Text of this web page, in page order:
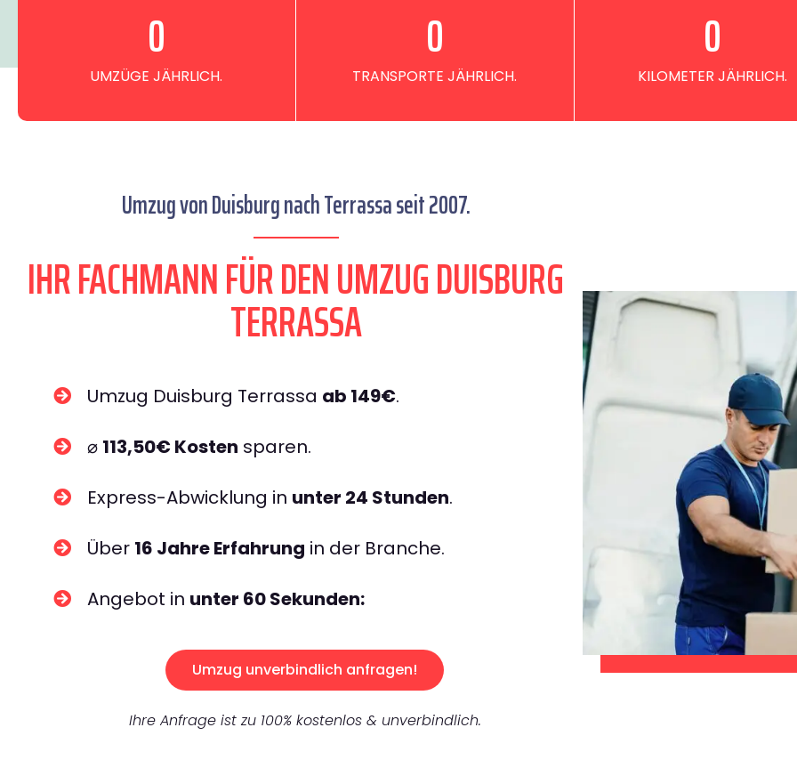
UMZÜGE JÄHRLICH.
0
TRANSPORTE JÄHRLICH.
0
KILOMETER JÄHRLICH.
0
Umzug von Duisburg nach Terrassa seit 2007.
IHR FACHMANN FÜR DEN UMZUG DUISBURG
TERRASSA
Umzug Duisburg Terrassa ab 149€.
⌀ 113,50€ Kosten sparen.
Express-Abwicklung in unter 24 Stunden.
Über 16 Jahre Erfahrung in der Branche.
Angebot in unter 60 Sekunden:
Umzug unverbindlich anfragen!
Ihre Anfrage ist zu 100% kostenlos & unverbindlich.